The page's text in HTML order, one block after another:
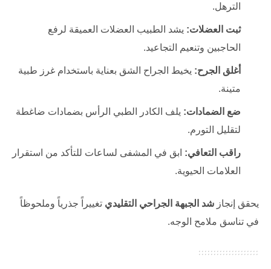
الترهل.
ثبت العضلات: يشد الطبيب العضلات العميقة لرفع
الحاجبين وتنعيم التجاعيد.
أغلق الجرح: يخيط الجراح الشق بعناية باستخدام غرز طبية
متينة.
ضع الضمادات: يلف الكادر الطبي الرأس بضمادات ضاغطة
لتقليل التورم.
راقب التعافي: ابق في المشفى لساعات للتأكد من استقرار
العلامات الحيوية.
يحقق إنجاز شد الجبهة الجراحي التقليدي تغييراً جذرياً وملحوظاً
في تناسق ملامح الوجه.